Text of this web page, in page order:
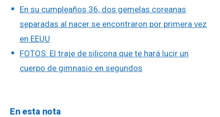
En su cumpleaños 36, dos gemelas coreanas
separadas al nacer se encontraron por primera vez
en EEUU
FOTOS: El traje de silicona que te hará lucir un
cuerpo de gimnasio en segundos
En esta nota